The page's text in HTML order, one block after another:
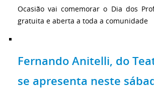
Ocasião vai comemorar o Dia dos
gratuita e aberta a toda a comunidade
Fernando Anitelli, do
se apresenta neste